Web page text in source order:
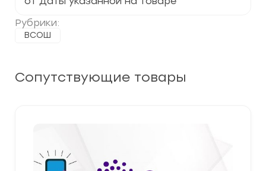
Рубрики:
ВСОШ
Сопутствующие товары